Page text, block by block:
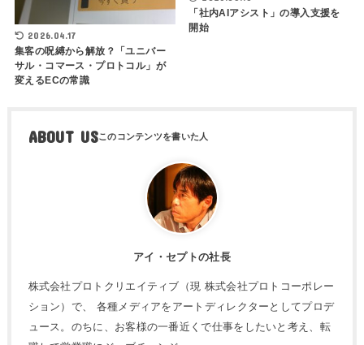
2026.04.17
集客の呪縛から解放？「ユニバー
サル・コマース・プロトコル」が
変えるECの常識
「社内AIアシスト」の導入支援を
開始
ABOUT US
アイ・セプトの社長
株式会社プロトクリエイティブ（現 株式会社プロトコーポレー
ション）で、 各種メディアをアートディレクターとしてプロデ
ュース。のちに、お客様の一番近くで仕事をしたいと考え、転